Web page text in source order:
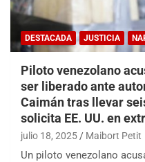
DESTACADA JUSTICIA
Piloto venezolano
ser liberado ante
Caimán tras llevar
solicita EE. UU. en
julio 18, 2025 Maibort Petit
Un piloto venezolano